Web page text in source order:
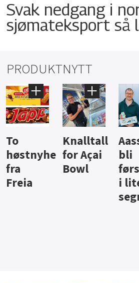
Svak nedgang i
sjømateksport så
PRODUKTNYTT
Knalltall
for Açai
Bowl
Aass vil
bli
førstevalg
jus